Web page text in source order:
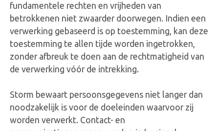
fundamentele rechten en vrijheden van
betrokkenen niet zwaarder doorwegen. Indien een
verwerking gebaseerd is op toestemming, kan deze
toestemming te allen tijde worden ingetrokken,
zonder afbreuk te doen aan de rechtmatigheid van
de verwerking vóór de intrekking.
Storm bewaart persoonsgegevens niet langer dan
noodzakelijk is voor de doeleinden waarvoor zij
worden verwerkt. Contact- en